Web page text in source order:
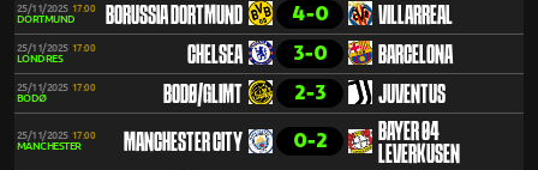
25/11/2025 17:00
DORTMUND BORUSSIA DORTMUND 4-0 VILLARREAL
25/11/2025 17:00
LONDRES CHELSEA 3-0 BARCELONA
25/11/2025 17:00
BODØ BODØ/GLIMT 2-3 JUVENTUS
25/11/2025 17:00
MANCHESTER MANCHESTER CITY 0-2
BAYER 04
LEVERKUSEN